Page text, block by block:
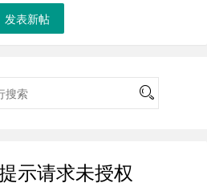
发表新帖
示请求未授权